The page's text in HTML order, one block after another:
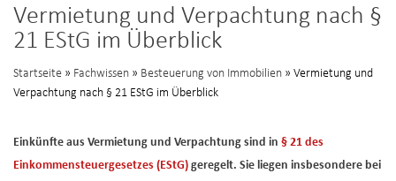
Vermietung und Verpachtung nach §
21 EStG im Überblick
Startseite » Fachwissen » Besteuerung von Immobilien » Vermietung und
Verpachtung nach § 21 EStG im Überblick
Einkünfte aus Vermietung und Verpachtung sind in § 21 des
Einkommensteuergesetzes (EStG) geregelt. Sie liegen insbesondere bei